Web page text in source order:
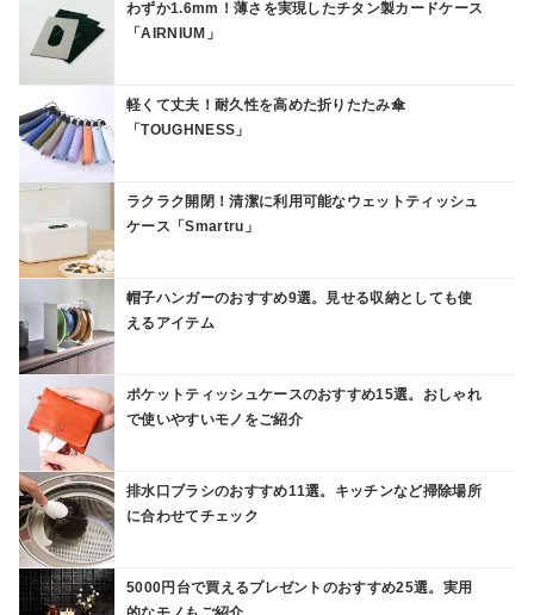
わずか1.6mm！薄さを実現したチタン製カードケース
「AIRNIUM」
軽くて丈夫！耐久性を高めた折りたたみ傘
「TOUGHNESS」
ラクラク開閉！清潔に利用可能なウェットティッシュ
ケース「Smartru」
帽子ハンガーのおすすめ9選。見せる収納としても使
えるアイテム
ポケットティッシュケースのおすすめ15選。おしゃれ
で使いやすいモノをご紹介
排水口ブラシのおすすめ11選。キッチンなど掃除場所
に合わせてチェック
5000円台で買えるプレゼントのおすすめ25選。実用